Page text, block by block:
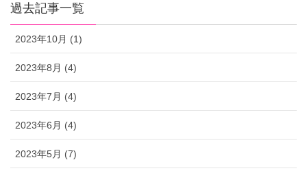
過去記事一覧
2023年10月 (1)
2023年8月 (4)
2023年7月 (4)
2023年6月 (4)
2023年5月 (7)